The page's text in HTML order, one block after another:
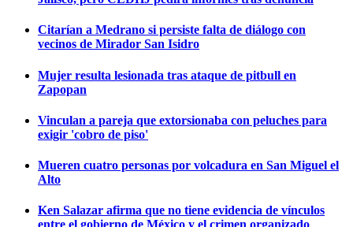
Citarían a Medrano si persiste falta de diálogo con
vecinos de Mirador San Isidro
Mujer resulta lesionada tras ataque de pitbull en
Zapopan
Vinculan a pareja que extorsionaba con peluches para
exigir 'cobro de piso'
Mueren cuatro personas por volcadura en San Miguel el
Alto
Ken Salazar afirma que no tiene evidencia de vínculos